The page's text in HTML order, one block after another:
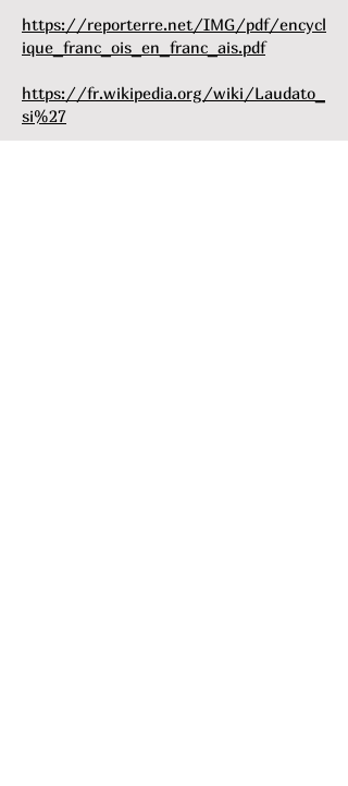
https://reporterre.net/IMG/pdf/encycl
ique_franc_ois_en_franc_ais.pdf
https://fr.wikipedia.org/wiki/Laudato_
si%27